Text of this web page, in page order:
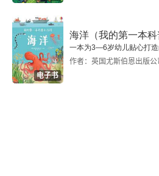
电子书
海洋（我的第一本科
一本为3—6岁幼儿贴心打造
作者：英国尤斯伯恩出版公